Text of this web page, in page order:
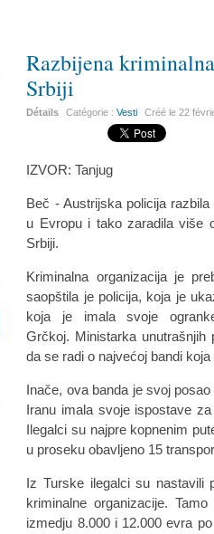
Razbijena
Srbiji
Détails Catégorie :Vesti Créé le22
IZVOR: Tanjug
Beč - Austrijska policija
u Evropu i tako zaradila više
Srbiji.
Kriminalna organizacija je
saopštila je policija, koja je
koja je imala svoje
Grčkoj. Ministarka unutrašnjih
da se radi o najvećoj bandi
Inače, ova banda je svoj
Iranu imala svoje ispostave
Ilegalci su najpre kopnenim
u proseku obavljeno 15
Iz Turske ilegalci su nastavili
kriminalne organizacije.
izmedju 8.000 i 12.000 evra